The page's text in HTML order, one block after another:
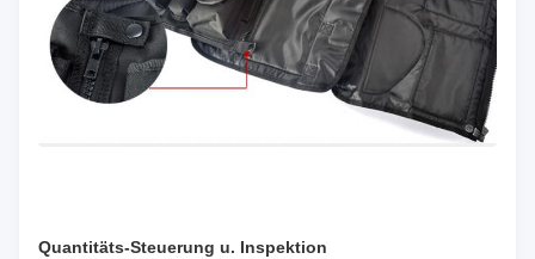
Quantitäts-Steuerung u. Inspektion